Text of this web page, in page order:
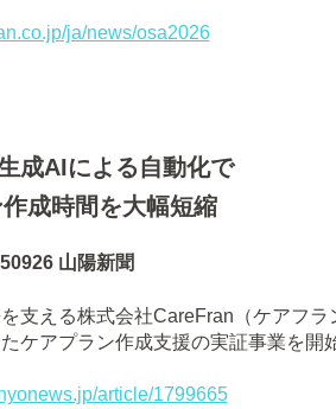
ja/news/osa2026
成AIによる自動化で
成時間を大幅短縮
山陽新聞
支える株式会社CareFran（ケアフラ
ケアプラン作成支援の実証事業を開
article/1799665